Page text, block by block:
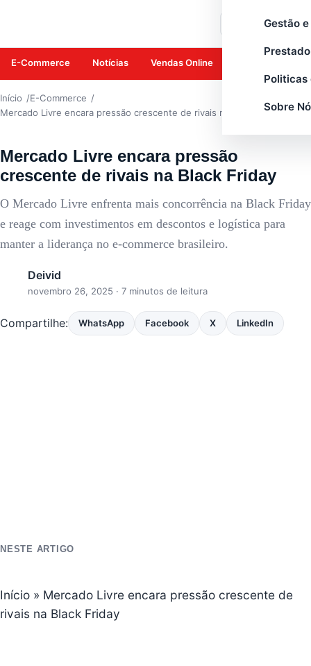
Gestão
Politicas
Sobre
E-Commerce Notícias Vendas Online
Início
E-Commerce
Mercado Livre encara pressão crescente de rivais na Black Friday
Mercado Livre encara pressão
crescente de rivais na Black Friday
O Mercado Livre enfrenta mais concorrência na Black Friday
e reage com investimentos em descontos e logística para
manter a liderança no e-commerce brasileiro.
Deivid
novembro 26, 2025 · 7 minutos de leitura
Compartilhe: WhatsApp Facebook X LinkedIn
NESTE ARTIGO
Início » Mercado Livre encara pressão crescente de
rivais na Black Friday